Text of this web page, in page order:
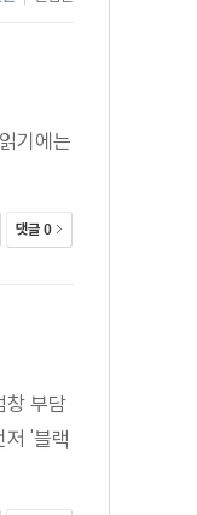
기에는
댓글 0
창 부담
'블랙